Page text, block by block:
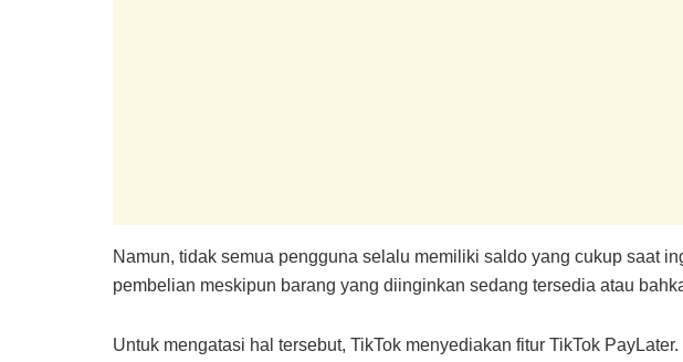
Namun, tidak semua pengguna selalu memiliki saldo yang cukup saat
pembelian meskipun barang yang diinginkan sedang tersedia atau
Untuk mengatasi hal tersebut, TikTok menyediakan fitur TikTok